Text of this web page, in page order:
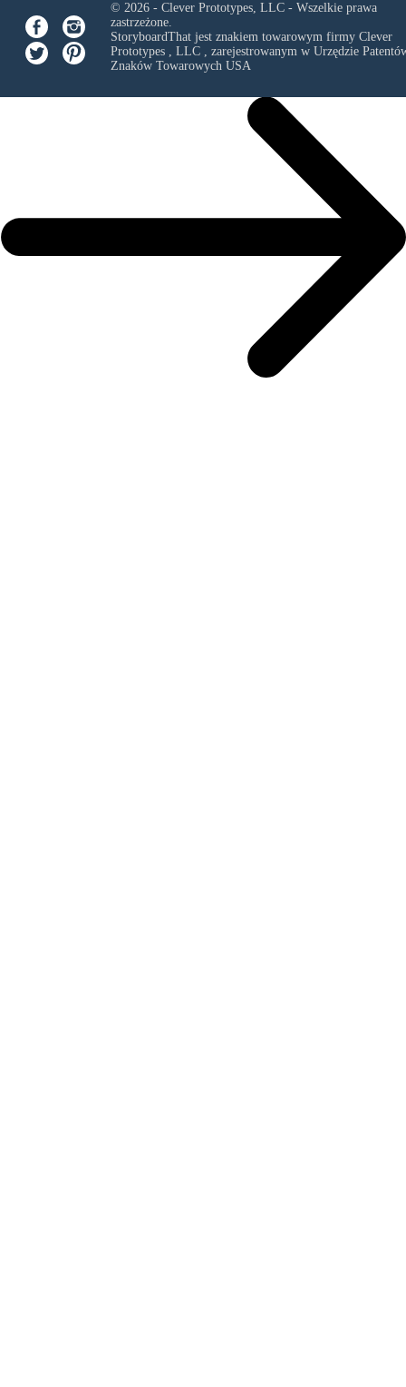
© 2026 - Clever Prototypes, LLC - Wszelkie prawa
zastrzeżone.
StoryboardThat jest znakiem towarowym firmy Clever
Prototypes , LLC, zarejestrowanym w Urzędzie
Znaków Towarowych USA